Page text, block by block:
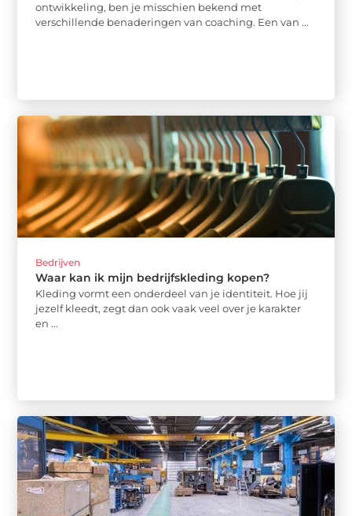
ontwikkeling, ben je misschien bekend met
verschillende benaderingen van coaching. Een van ...
Bedrijven
Waar kan ik mijn bedrijfskleding kopen?
Kleding vormt een onderdeel van je identiteit. Hoe jij
jezelf kleedt, zegt dan ook vaak veel over je karakter
en ...